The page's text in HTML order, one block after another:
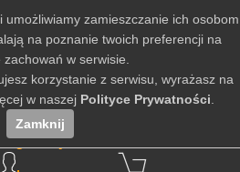
umożliwiamy zamieszczanie ich osobom
na poznanie twoich preferencji na
w serwisie.
korzystanie z serwisu, wyrażasz na
w naszej Polityce Prywatności
Zamknij